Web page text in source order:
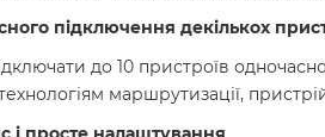
підключення декількох
до 10 пристроїв
маршрутизації,